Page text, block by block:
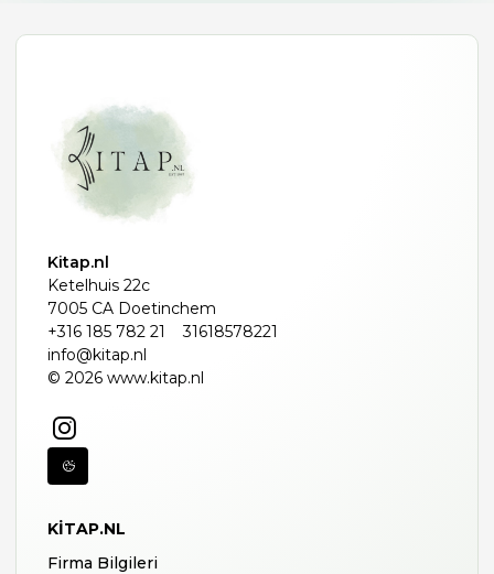
Kitap.nl
Ketelhuis 22c
7005 CA Doetinchem
+316 185 782 21
31618578221
info@kitap.nl
© 2026 www.kitap.nl
KITAP.NL
Firma Bilgileri